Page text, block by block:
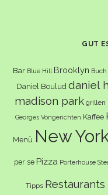
GUT
Bar Blue Hill Brooklyn Buch
Daniel Boulud daniel
madison park grillen
Georges Vongerichten Kaffee
Menü New
per se Pizza Porterhouse
Tipps Restaurants